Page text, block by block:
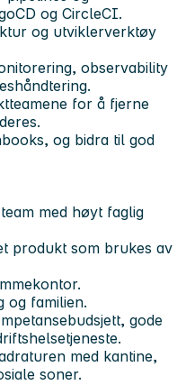
og CircleCI.
og utviklerverktøy
observability
for å fjerne
og bidra til god
med høyt faglig
produkt som brukes av
og familien.
gode
med kantine,
soner.